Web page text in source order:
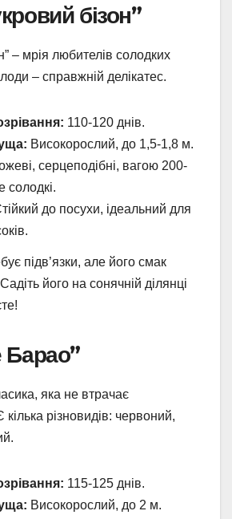
бізон”
– мрія любителів солодких
– справжній делікатес.
110-120 днів.
Високорослий, до 1,5-1,8 м.
серцеподібні, вагою 200-
солодкі.
до посухи, ідеальний для
підв’язки, але його смак
його на сонячній ділянці
Барао”
яка не втрачає
кілька різновидів: червоний,
115-125 днів.
Високорослий, до 2 м.